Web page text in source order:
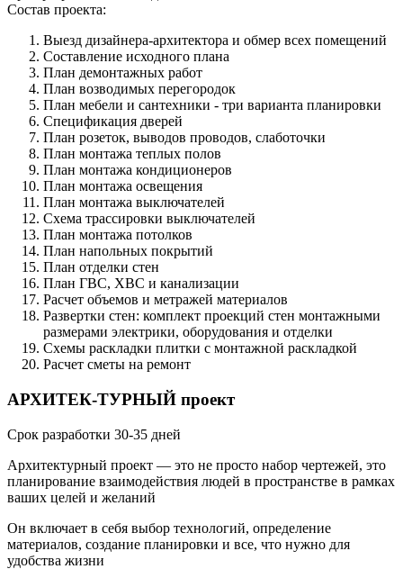
Состав проекта:
Выезд дизайнера-архитектора и обмер всех помещений
Составление исходного плана
План демонтажных работ
План возводимых перегородок
План мебели и сантехники - три варианта планировки
Спецификация дверей
План розеток, выводов проводов, слаботочки
План монтажа теплых полов
План монтажа кондиционеров
План монтажа освещения
План монтажа выключателей
Схема трассировки выключателей
План монтажа потолков
План напольных покрытий
План отделки стен
План ГВС, ХВС и канализации
Расчет объемов и метражей материалов
Развертки стен: комплект проекций стен монтажными
размерами электрики, оборудования и отделки
Схемы раскладки плитки с монтажной раскладкой
Расчет сметы на ремонт
АРХИТЕК-ТУРНЫЙ проект
Срок разработки 30-35 дней
Архитектурный проект — это не просто набор чертежей, это
планирование взаимодействия людей в пространстве в рамках
ваших целей и желаний
Он включает в себя выбор технологий, определение
материалов, создание планировки и все, что нужно для
удобства жизни